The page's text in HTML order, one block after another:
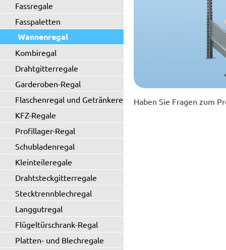
Fassregale
Fasspaletten
Wannenregal
Kombiregal
Drahtgitterregale
Garderoben-Regal
Flaschenregal und Getränkeregal
KFZ-Regale
Profillager-Regal
Schubladenregal
Kleinteileregale
Drahtsteckgitterregale
Stecktrennblechregal
Langgutregal
Flügeltürschrank-Regal
Platten- und Blechregale
Haben Sie Fragen zum